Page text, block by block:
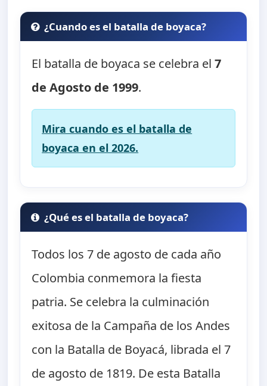
¿Cuando es el batalla de boyaca?
El batalla de boyaca se celebra el7
de Agosto de 1999.
Mira cuando es el batalla de
boyaca en el 2026.
¿Qué es el batalla de boyaca?
Todos los 7 de agosto de cada año
Colombia conmemora la fiesta
patria. Se celebra la culminación
exitosa de la Campaña de los Andes
con la Batalla de Boyacá, librada el 7
de agosto de 1819. De esta Batalla